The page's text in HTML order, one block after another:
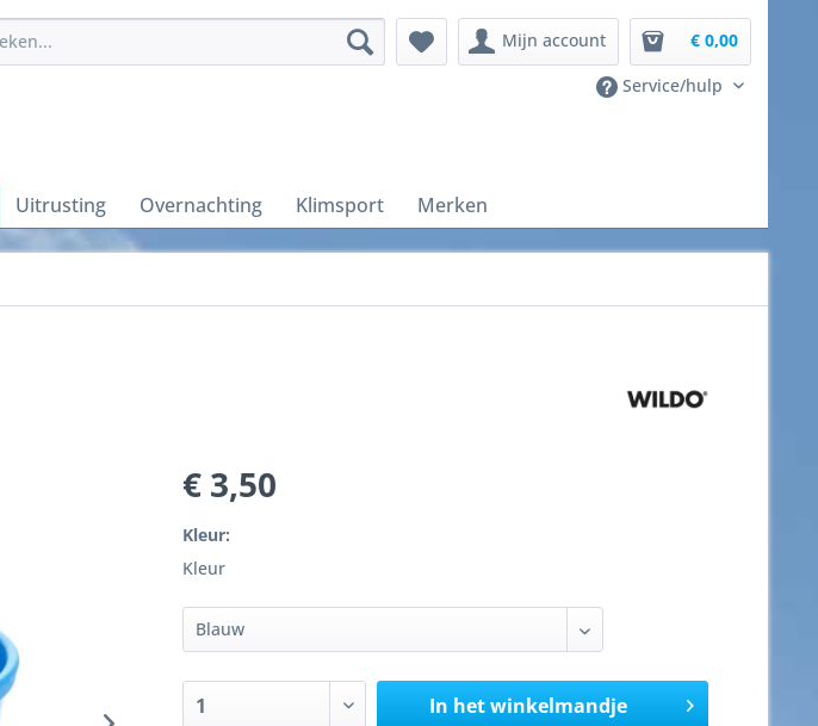
Mijn account
€ 0,00
Service/hulp
Uitrusting Overnachting Klimsport Merken
€ 3,50
Kleur:
Kleur
In het winkelmandje